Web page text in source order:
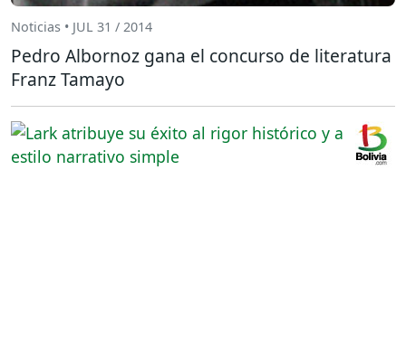
Noticias • JUL 31 / 2014
Pedro Albornoz gana el concurso de literatura
Franz Tamayo